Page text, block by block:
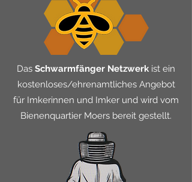
Das Schwarmfänger Netzwerk ist ein
kostenloses/ehrenamtliches Angebot
für Imkerinnen und Imker und wird vom
Bienenquartier Moers bereit gestellt.